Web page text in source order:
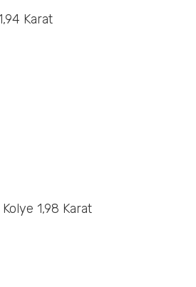
Karat
1,98 Karat